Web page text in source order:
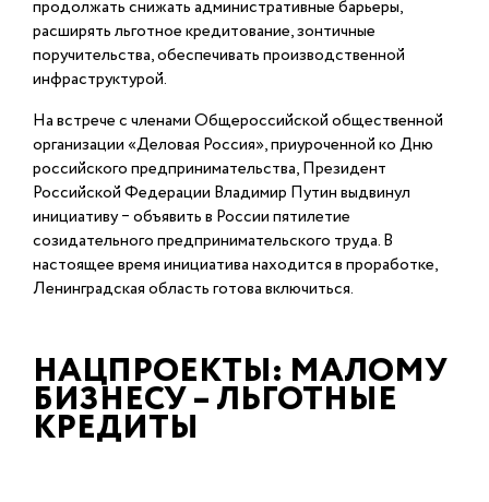
продолжать снижать административные барьеры,
расширять льготное кредитование, зонтичные
поручительства, обеспечивать производственной
инфраструктурой.
На встрече с членами Общероссийской общественной
организации «Деловая Россия», приуроченной ко Дню
российского предпринимательства, Президент
Российской Федерации Владимир Путин выдвинул
инициативу ‒ объявить в России пятилетие
созидательного предпринимательского труда. В
настоящее время инициатива находится в проработке,
Ленинградская область готова включиться.
НАЦПРОЕКТЫ: МАЛОМУ
БИЗНЕСУ – ЛЬГОТНЫЕ
КРЕДИТЫ